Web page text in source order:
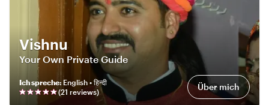
Vishnu
Your Own Private Guide
Ich spreche: English • हिन्दी
(21 reviews) Über mich